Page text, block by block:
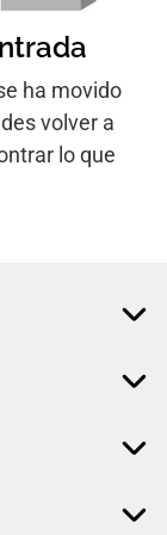
ha movido
volver a
lo que